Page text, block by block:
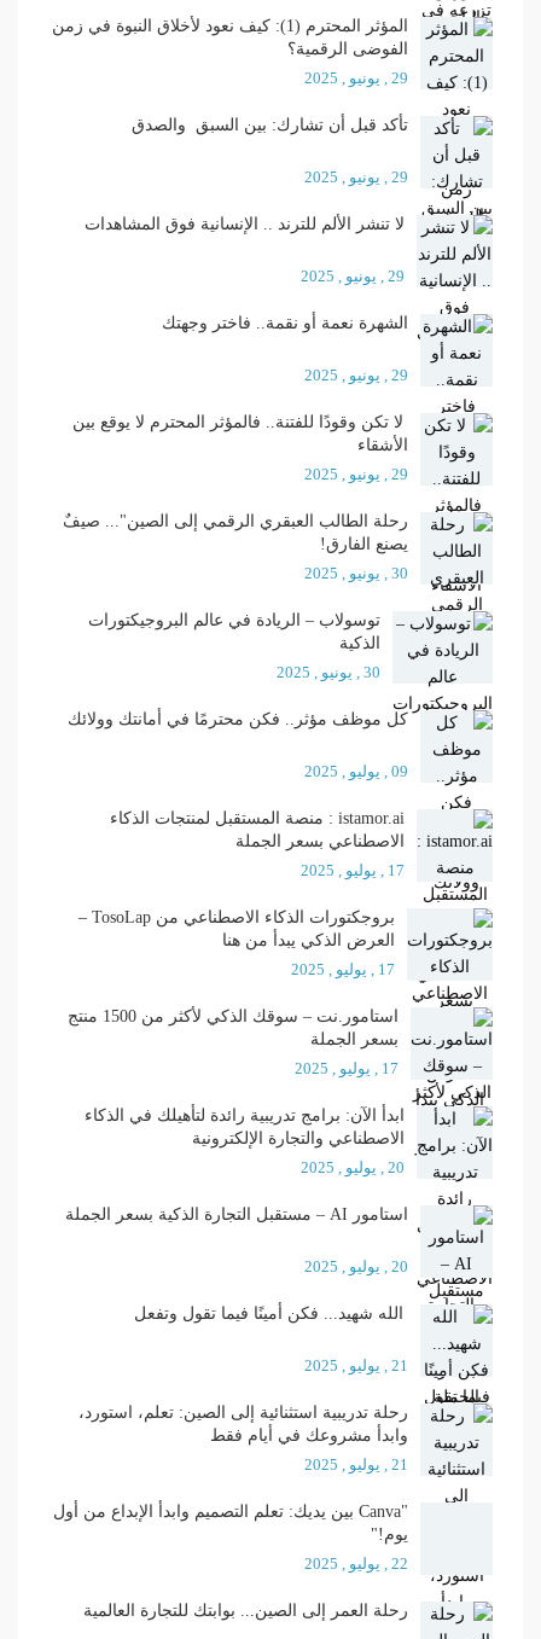
المؤثر المحترم (1): كيف نعود لأخلاق النبوة في زمن
الفوضى الرقمية؟
29 , يونيو , 2025
تأكد قبل أن تشارك: بين السبق والصدق
29 , يونيو , 2025
لا تنشر الألم للترند .. الإنسانية فوق المشاهدات
29 , يونيو , 2025
الشهرة نعمة أو نقمة.. فاختر وجهتك
29 , يونيو , 2025
لا تكن وقودًا للفتنة.. فالمؤثر المحترم لا يوقع بين
الأشقاء
29 , يونيو , 2025
رحلة الطالب العبقري الرقمي إلى الصين"... صيفٌ
يصنع الفارق!
30 , يونيو , 2025
توسولاب – الريادة في عالم البروجيكتورات
الذكية
30 , يونيو , 2025
كل موظف مؤثر.. فكن محترمًا في أمانتك وولائك
09 , يوليو , 2025
istamor.ai : منصة المستقبل لمنتجات الذكاء
الاصطناعي بسعر الجملة
17 , يوليو , 2025
بروجكتورات الذكاء الاصطناعي من TosoLap –
العرض الذكي يبدأ من هنا
17 , يوليو , 2025
استامور.نت – سوقك الذكي لأكثر من 1500 منتج
بسعر الجملة
17 , يوليو , 2025
ابدأ الآن: برامج تدريبية رائدة لتأهيلك في الذكاء
الاصطناعي والتجارة الإلكترونية
20 , يوليو , 2025
استامور AI – مستقبل التجارة الذكية بسعر الجملة
20 , يوليو , 2025
الله شهيد... فكن أمينًا فيما تقول وتفعل
21 , يوليو , 2025
رحلة تدريبية استثنائية إلى الصين: تعلم، استورد،
وابدأ مشروعك في أيام فقط
21 , يوليو , 2025
"Canva بين يديك: تعلم التصميم وابدأ الإبداع من أول
يوم!"
22 , يوليو , 2025
رحلة العمر إلى الصين... بوابتك للتجارة العالمية